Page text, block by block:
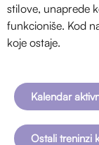
stilove, unaprede
funkcioniše. Kod
koje ostaje.
Kalendar
Ostali treninzi